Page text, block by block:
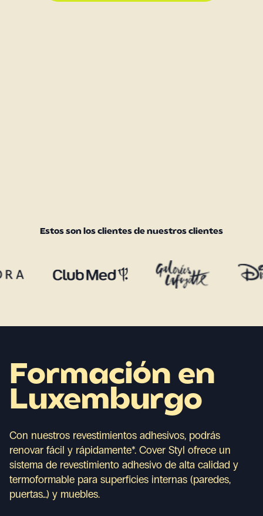
Estos son los clientes de nuestros clientes
Formación en
Luxemburgo
Con nuestros revestimientos adhesivos, podrás
renovar fácil y rápidamente*. Cover Styl ofrece un
sistema de revestimiento adhesivo de alta calidad y
termoformable para superficies internas (paredes,
puertas…) y muebles.